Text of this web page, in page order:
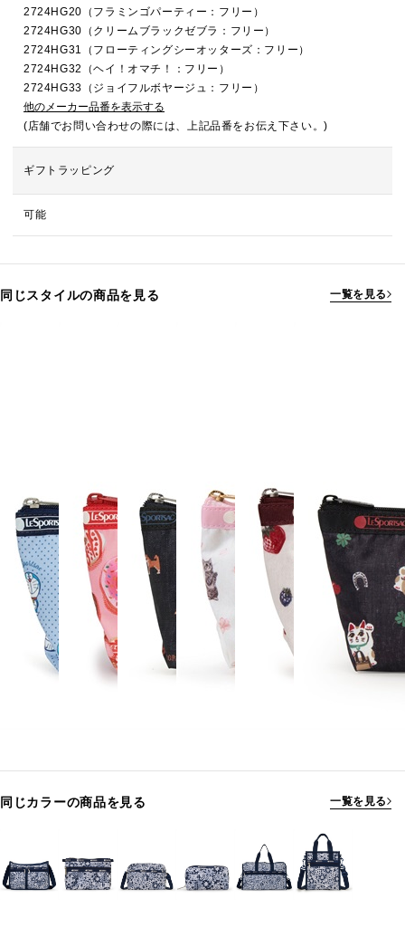
2724HG20（フラミンゴパーティー：フリー）
2724HG30（クリームブラックゼブラ：フリー）
2724HG31（フローティングシーオッターズ：フリー）
2724HG32（ヘイ！オマチ！：フリー）
2724HG33（ジョイフルボヤージュ：フリー）
他のメーカー品番を表示する
(店舗でお問い合わせの際には、上記品番をお伝え下さい。)
ギフトラッピング
可能
同じスタイルの商品を見る 一覧を見る
同じカラーの商品を見る 一覧を見る